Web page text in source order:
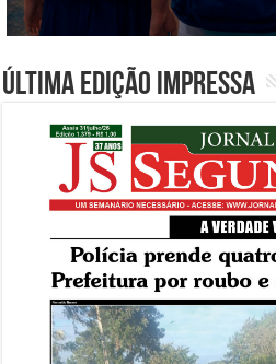
Última edição impressa